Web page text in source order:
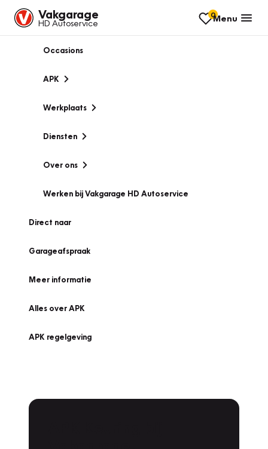
Vakgarage
HD Autoservice
0Menu
Occasions
APK
Werkplaats
Diensten
Over ons
Werken bij Vakgarage HD Autoservice
Direct naar
Garageafspraak
Meer informatie
Alles over APK
APK regelgeving